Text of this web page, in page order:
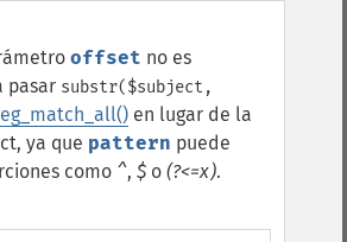
offset no es
pasar substr($subject,
en lugar de la
ya que pattern puede
como ^, $ o (?<=x).